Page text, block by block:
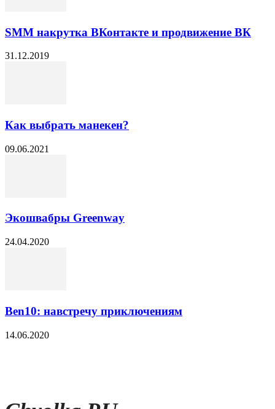
SMM накрутка ВКонтакте и продвижение ВК
31.12.2019
Как выбрать манекен?
09.06.2021
Экошвабры Greenway
24.04.2020
Ben10: навстречу приключениям
14.06.2020